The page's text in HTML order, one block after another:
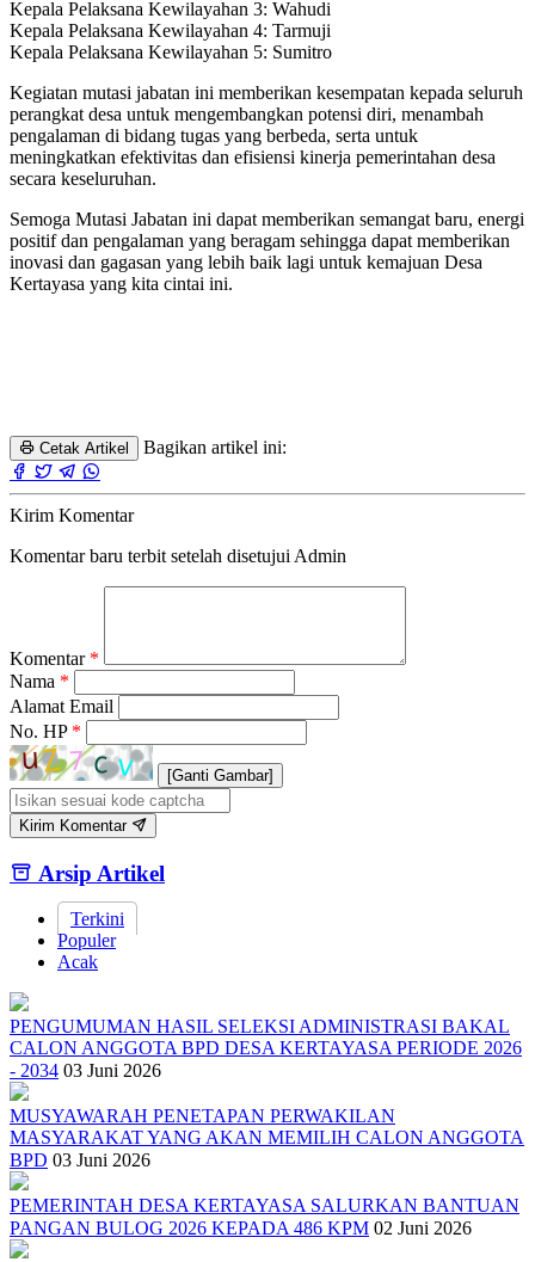
Kepala Pelaksana Kewilayahan 3: Wahudi
Kepala Pelaksana Kewilayahan 4: Tarmuji
Kepala Pelaksana Kewilayahan 5: Sumitro
Kegiatan mutasi jabatan ini memberikan kesempatan kepada seluruh
perangkat desa untuk mengembangkan potensi diri, menambah
pengalaman di bidang tugas yang berbeda, serta untuk
meningkatkan efektivitas dan efisiensi kinerja pemerintahan desa
secara keseluruhan.
Semoga Mutasi Jabatan ini dapat memberikan semangat baru, energi
positif dan pengalaman yang beragam sehingga dapat memberikan
inovasi dan gagasan yang lebih baik lagi untuk kemajuan Desa
Kertayasa yang kita cintai ini.
Cetak Artikel Bagikan artikel ini:
Kirim Komentar
Komentar baru terbit setelah disetujui Admin
Komentar *
Nama *
Alamat Email
No. HP *
[Ganti Gambar]
Kirim Komentar
Arsip Artikel
Terkini
Populer
Acak
PENGUMUMAN HASIL SELEKSI ADMINISTRASI BAKAL
CALON ANGGOTA BPD DESA KERTAYASA PERIODE 2026
- 2034 03 Juni 2026
MUSYAWARAH PENETAPAN PERWAKILAN
MASYARAKAT YANG AKAN MEMILIH CALON ANGGOTA
BPD 03 Juni 2026
PEMERINTAH DESA KERTAYASA SALURKAN BANTUAN
PANGAN BULOG 2026 KEPADA 486 KPM 02 Juni 2026